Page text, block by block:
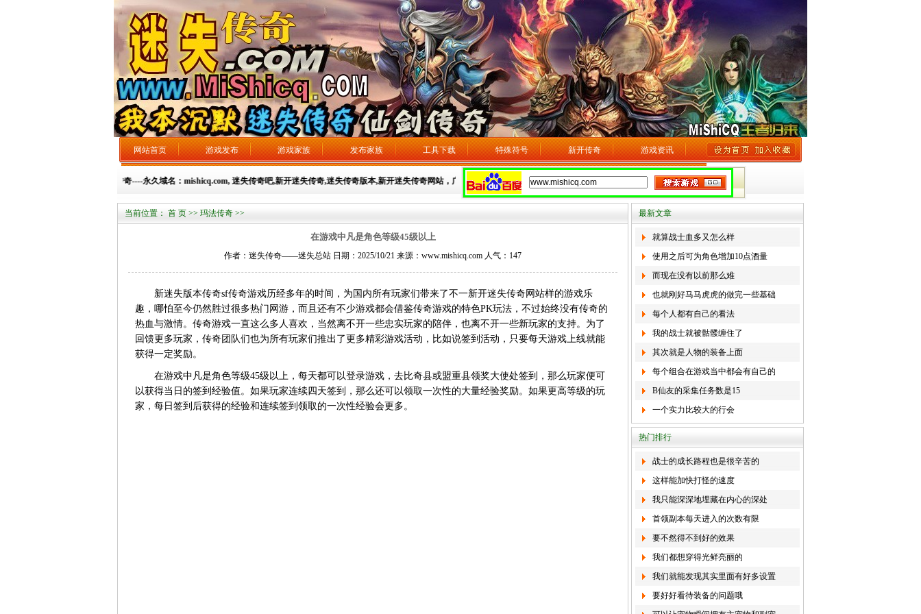
网站首页 游戏发布 游戏家族 发布家族 工具下载 特殊符号 新开传奇 游戏资讯
迷失传奇----永久域名：mishicq.com, 迷失传奇吧,新开迷失传奇,迷失传奇版本,新开迷失传奇网站，广告发布：3106593275
当前位置： 首 页 >> 玛法传奇 >>
在游戏中凡是角色等级45级以上
作者：迷失传奇——迷失总站 日期：2025/10/21 来源：www.mishicq.com 人气： 147
新迷失版本传奇sf传奇游戏历经多年的时间，为国内所有玩家们带来了不一新开迷失传奇网站样的游戏乐
趣，哪怕至今仍然胜过很多热门网游，而且还有不少游戏都会借鉴传奇游戏的特色PK玩法，不过始终没有传奇的
热血与激情。传奇游戏一直这么多人喜欢，当然离不开一些忠实玩家的陪伴，也离不开一些新玩家的支持。为了
回馈更多玩家，传奇团队们也为所有玩家们推出了更多精彩游戏活动，比如说签到活动，只要每天游戏上线就能
获得一定奖励。
在游戏中凡是角色等级45级以上，每天都可以登录游戏，去比奇县或盟重县领奖大使处签到，那么玩家便可
以获得当日的签到经验值。如果玩家连续四天签到，那么还可以领取一次性的大量经验奖励。如果更高等级的玩
家，每日签到后获得的经验和连续签到领取的一次性经验会更多。
最新文章
就算战士血多又怎么样
使用之后可为角色增加10点酒量
而现在没有以前那么难
也就刚好马马虎虎的做完一些基础
每个人都有自己的看法
我的战士就被骷髅缠住了
其次就是人物的装备上面
每个组合在游戏当中都会有自己的
B仙友的采集任务数是15
一个实力比较大的行会
热门排行
战士的成长路程也是很辛苦的
这样能加快打怪的速度
我只能深深地埋藏在内心的深处
首领副本每天进入的次数有限
要不然得不到好的效果
我们都想穿得光鲜亮丽的
我们就能发现其实里面有好多设置
要好好看待装备的问题哦